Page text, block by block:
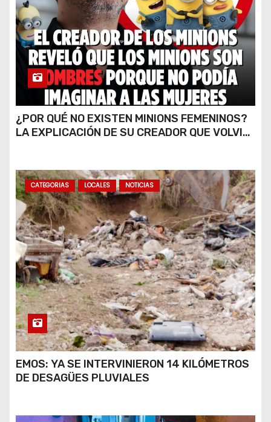
¿POR QUÉ NO EXISTEN MINIONS FEMENINOS?
LA EXPLICACIÓN DE SU CREADOR QUE VOLVIÓ
CATEGORIAS LOCALES NOTICIAS
EMOS: YA SE INTERVINIERON 14 KILÓMETROS
DE DESAGÜES PLUVIALES